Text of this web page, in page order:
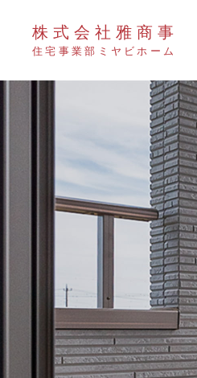
株式会社雅商事
住宅事業部ミヤビホーム